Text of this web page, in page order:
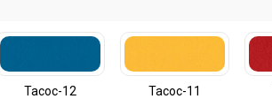
Тасос-12 Тасос-11